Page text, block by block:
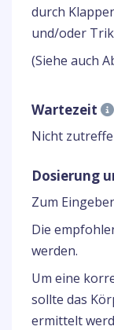
durch
und/oder
(Siehe auch
Wartezeit
Nicht
Dosierung
Zum
Die
werden.
Um eine
sollte das
ermittelt